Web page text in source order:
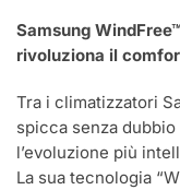
Samsung
rivoluziona il
Tra i climatizzatori
spicca senza
l’evoluzione più
La sua tecnologia